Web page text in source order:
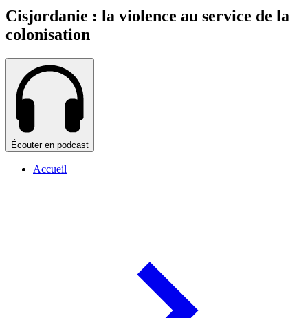
Cisjordanie : la violence au service de la
colonisation
Écouter en podcast
Accueil